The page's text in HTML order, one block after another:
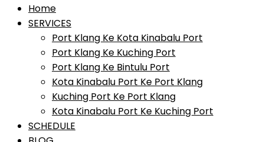
Home
SERVICES
Port Klang Ke Kota Kinabalu Port
Port Klang Ke Kuching Port
Port Klang Ke Bintulu Port
Kota Kinabalu Port Ke Port Klang
Kuching Port Ke Port Klang
Kota Kinabalu Port Ke Kuching Port
SCHEDULE